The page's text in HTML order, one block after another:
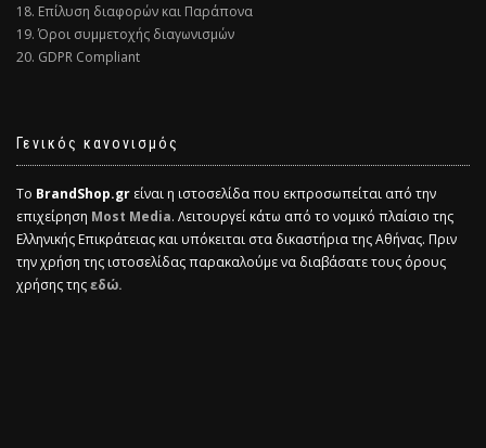
18. Επίλυση διαφορών και Παράπονα
19. Όροι συμμετοχής διαγωνισμών
20. GDPR Compliant
Γενικός κανονισμός
Το BrandShop.gr είναι η ιστοσελίδα που εκπροσωπείται από την
επιχείρηση Most Media. Λειτουργεί κάτω από το νομικό πλαίσιο της
Ελληνικής Επικράτειας και υπόκειται στα δικαστήρια της Αθήνας. Πριν
την χρήση της ιστοσελίδας παρακαλούμε να διαβάσατε τους όρους
χρήσης τηςεδώ.